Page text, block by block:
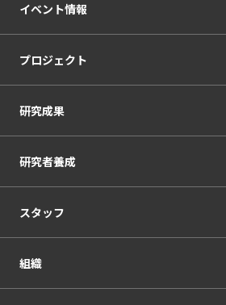
イベント情報
プロジェクト
研究成果
研究者養成
スタッフ
組織